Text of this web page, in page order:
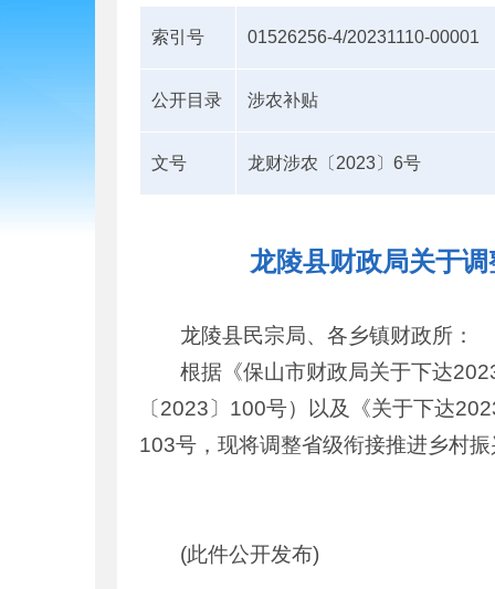
索引号 01526256-4/20231110-00001
公开目录 涉农补贴
文号 龙财涉农〔2023〕6号
龙陵县财政局关于
龙陵县民宗局、各乡镇财政所：
根据《保山市财政局关于下达
〔2023〕100号）以及《关于下达
103号，现将调整省级衔接推进乡村
(此件公开发布)